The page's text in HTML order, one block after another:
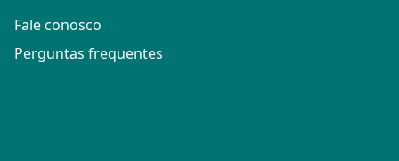
Fale conosco
Perguntas frequentes